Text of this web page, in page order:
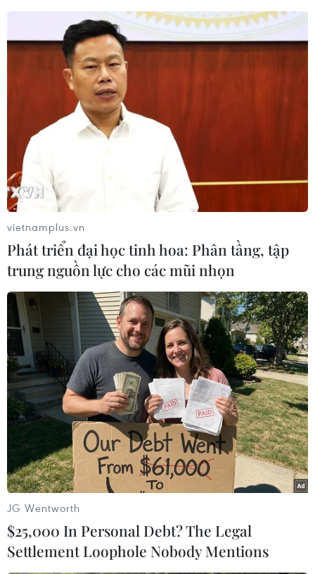
chiến dịch trả đũa việc Mỹ sát hại Tướng Qasem
Soleimani./.
#Căng thẳng Mỹ-Iran #Binh sỹ Mỹ
#Căn cứ ở Iraq
#Vụ tấn công của Iran
Iran Mỹ
Theo dõi VietnamPlus
TIN LIÊN QUAN
vietnamplus.vn
Phát triển đại học tinh hoa: Phân tầng, tập
trung nguồn lực cho các mũi nhọn
JG Wentworth
$25,000 In Personal Debt? The Legal
Settlement Loophole Nobody Mentions